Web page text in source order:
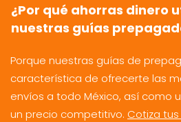
¿Por qué ahorras dinero
nuestras guías
Porque nuestras guías de
característica de ofrecerte las
envíos a todo México, así como
un precio competitivo. Cotiza